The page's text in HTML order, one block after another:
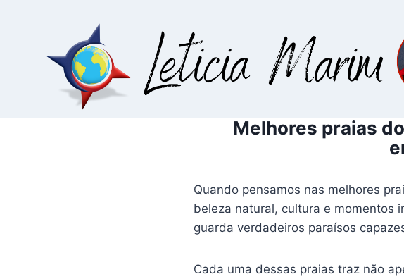
Conteúdo
Melhores praias
Quando pensamos nas melhores
beleza natural, cultura e momentos
guarda verdadeiros paraísos
Cada uma dessas praias traz não